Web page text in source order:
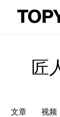
文章 视频